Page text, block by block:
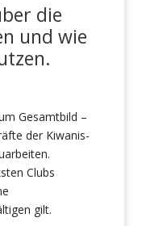
die
und wie
.
Gesamtbild –
der Kiwanis-
Clubs
gilt.